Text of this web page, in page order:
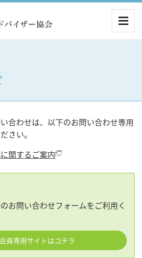
合わせは、以下のお問い合わせ専用
さい。
関するご案内
お問い合わせフォームをご利用く
会員専用サイトはコチラ